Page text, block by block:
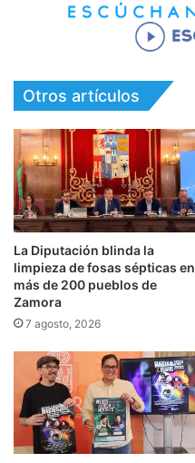
Otros artículos
La Diputación blinda la
limpieza de fosas sépticas en
más de 200 pueblos de
Zamora
7 agosto, 2026